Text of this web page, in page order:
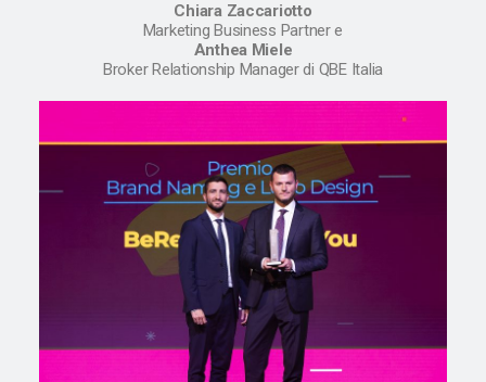
Chiara Zaccariotto
Marketing Business Partner e
Anthea Miele
Broker Relationship Manager di QBE Italia